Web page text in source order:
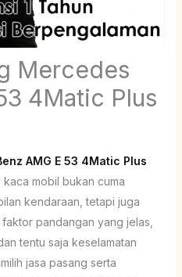
Mercedes
4Matic Plus
AMG E 53 4Matic Plus
mobil bukan cuma
kendaraan, tetapi juga
pandangan yang jelas,
tentu saja keselamatan
jasa pasang serta